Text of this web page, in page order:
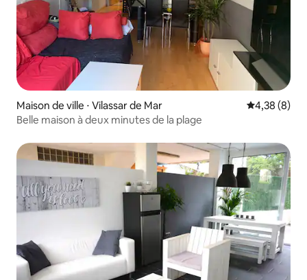
Maison de ville ⋅ Vilassar de Mar Évaluation
4,38 (8)
Belle maison à deux minutes de la plage